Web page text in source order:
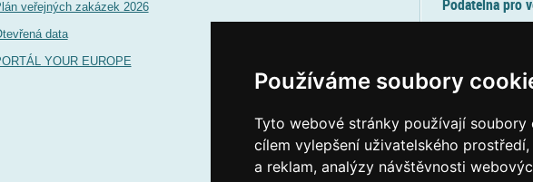
Používáme soubory
Tyto webové stránky používají
cílem vylepšení uživatelského
a reklam, analýzy návštěvnosti
veřejných zakázek 2026
data
YOUR EUROPE
Podatelna pro
(více informací
Elektronická
posta@msmtgov